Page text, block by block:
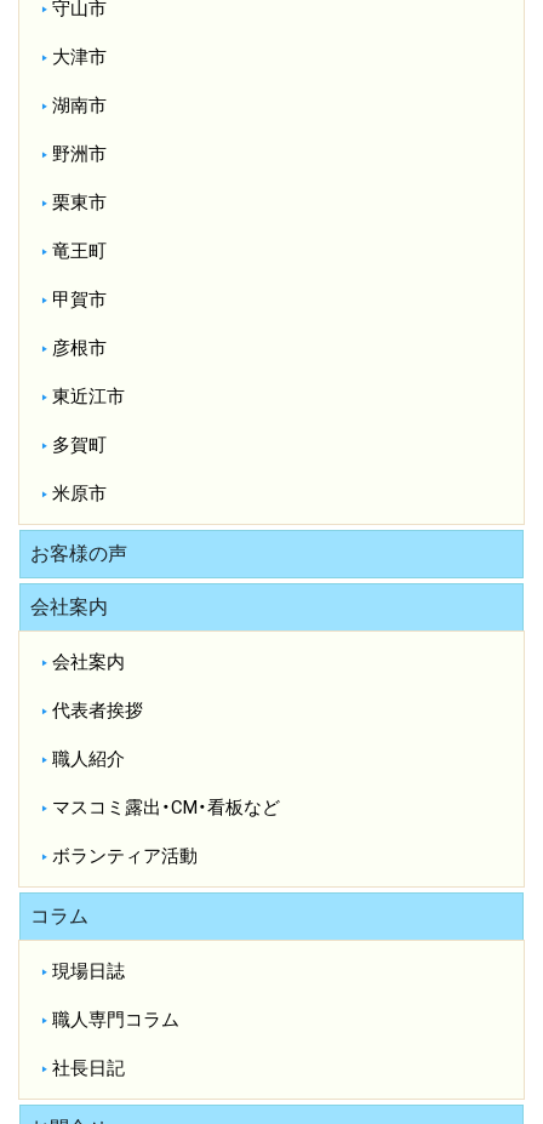
守山市
大津市
湖南市
野洲市
栗東市
竜王町
甲賀市
彦根市
東近江市
多賀町
米原市
お客様の声
会社案内
会社案内
代表者挨拶
職人紹介
マスコミ露出・CM・看板など
ボランティア活動
コラム
現場日誌
職人専門コラム
社長日記